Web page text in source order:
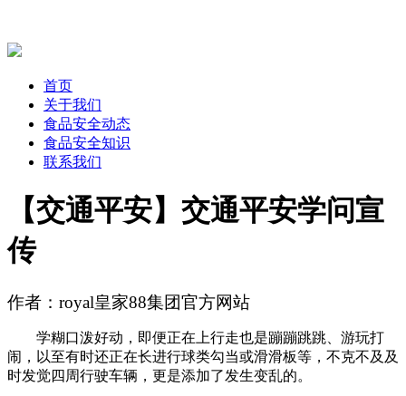
首页
关于我们
食品安全动态
食品安全知识
联系我们
【交通平安】交通平安学问宣
传
作者：royal皇家88集团官方网站
学糊口泼好动，即便正在上行走也是蹦蹦跳跳、游玩打
闹，以至有时还正在长进行球类勾当或滑滑板等，不克不及及
时发觉四周行驶车辆，更是添加了发生变乱的。